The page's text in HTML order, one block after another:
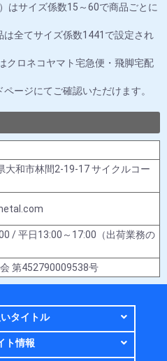
はサイズ係数15～60で商品ごとに
全てサイズ係数1441で設定され
クロネコヤマト宅急便・飛脚宅配
ージにてご確認いただけます。
大和市林間2-19-17 サイクルコー
/ 平日13:00～17:00（出荷業務の
第452790009538号
タイトル
ト情報